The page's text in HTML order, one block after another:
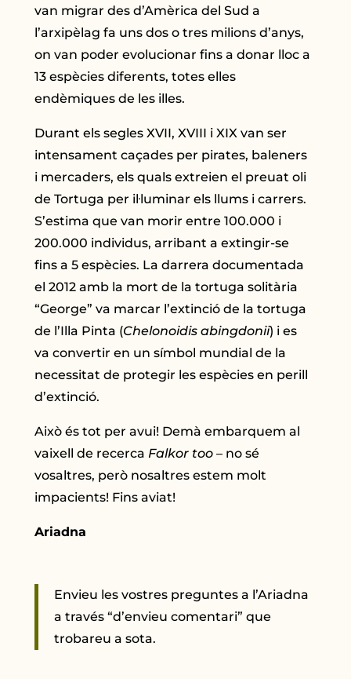
van migrar des d’Amèrica del Sud a
l’arxipèlag fa uns dos o tres milions d’anys,
on van poder evolucionar fins a donar lloc a
13 espècies diferents, totes elles
endèmiques de les illes.
Durant els segles XVII, XVIII i XIX van ser
intensament caçades per pirates, baleners
i mercaders, els quals extreien el preuat oli
de Tortuga per il·luminar els llums i carrers.
S’estima que van morir entre 100.000 i
200.000 individus, arribant a extingir-se
fins a 5 espècies. La darrera documentada
el 2012 amb la mort de la tortuga solitària
“George” va marcar l’extinció de la tortuga
de l’Illa Pinta (Chelonoidis abingdonii) i es
va convertir en un símbol mundial de la
necessitat de protegir les espècies en perill
d’extinció.
Això és tot per avui! Demà embarquem al
vaixell de recerca Falkor too – no sé
vosaltres, però nosaltres estem molt
impacients! Fins aviat!
Ariadna
Envieu les vostres preguntes a l’Ariadna
a través “d’envieu comentari” que
trobareu a sota.